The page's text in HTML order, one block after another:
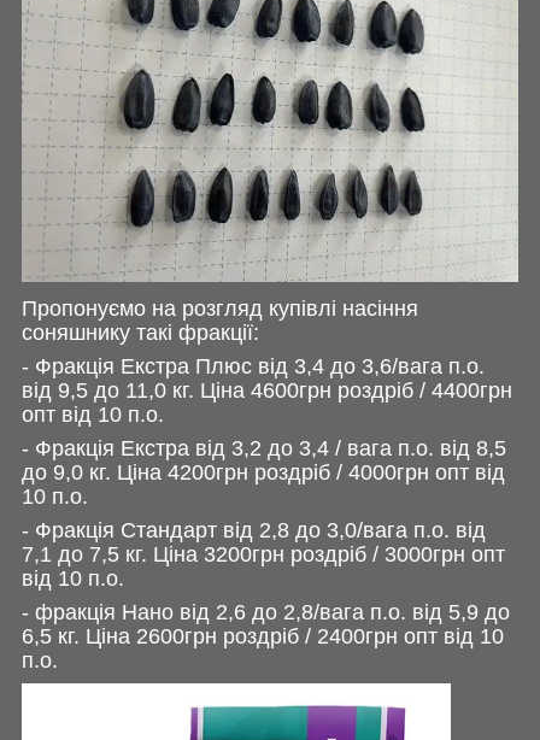
Пропонуємо на розгляд купівлі насіння
соняшнику такі фракції:
- Фракція Екстра Плюс від 3,4 до 3,6/вага п.о.
від 9,5 до 11,0 кг. Ціна 4600грн роздріб / 4400грн
опт від 10 п.о.
- Фракція Екстра від 3,2 до 3,4 / вага п.о. від 8,5
до 9,0 кг. Ціна 4200грн роздріб / 4000грн опт від
10 п.о.
- Фракція Стандарт від 2,8 до 3,0/вага п.о. від
7,1 до 7,5 кг. Ціна 3200грн роздріб / 3000грн опт
від 10 п.о.
- фракція Нано від 2,6 до 2,8/вага п.о. від 5,9 до
6,5 кг. Ціна 2600грн роздріб / 2400грн опт від 10
п.о.